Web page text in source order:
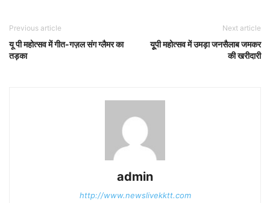
Previous article
यू पी महोत्सव में गीत-गज़ल संग ग्लैमर का
तड़का
Next article
यूूपी महोत्सव में उमड़ा जनसैलाब जमकर
की खरीदारी
admin
http://www.newslivekktt.com